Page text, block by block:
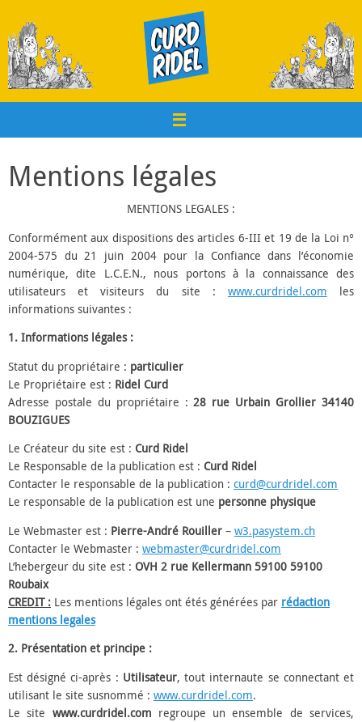
contenu
Mentions légales
MENTIONS LEGALES :
Conformément aux dispositions des articles 6-III et 19 de la Loi n°
2004-575 du 21 juin 2004 pour la Confiance dans l’économie
numérique, dite L.C.E.N., nous portons à la connaissance des
utilisateurs et visiteurs du site : www.curdridel.com les
informations suivantes :
1. Informations légales :
Statut du propriétaire : particulier
Le Propriétaire est : Ridel Curd
Adresse postale du propriétaire :28 rue Urbain Grollier 34140
BOUZIGUES
Le Créateur du site est : Curd Ridel
Le Responsable de la publication est : Curd Ridel
Contacter le responsable de la publication : curd@curdridel.com
Le responsable de la publication est une personne physique
Le Webmaster est : Pierre-André Rouiller – w3.pasystem.ch
Contacter le Webmaster : webmaster@curdridel.com
L’hebergeur du site est : OVH 2 rue Kellermann 59100 59100
Roubaix
CREDIT : Les mentions légales ont étés générées par rédaction
mentions legales
2. Présentation et principe :
Est désigné ci-après : Utilisateur, tout internaute se connectant et
utilisant le site susnommé : www.curdridel.com.
Le site www.curdridel.com regroupe un ensemble de services,